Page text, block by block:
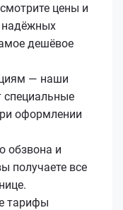
цены и
надёжных
дешёвое
— наши
специальные
оформлении
обзвона и
получаете все
тарифы